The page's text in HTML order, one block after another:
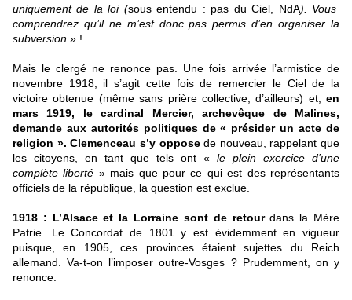
uniquement de la loi (sous entendu : pas du Ciel, NdA). Vous
comprendrez qu’il ne m’est donc pas permis d’en organiser la
subversion » !
Mais le clergé ne renonce pas. Une fois arrivée l’armistice de
novembre 1918, il s’agit cette fois de remercier le Ciel de la
victoire obtenue (même sans prière collective, d’ailleurs) et, en
mars 1919, le cardinal Mercier, archevêque de Malines,
demande aux autorités politiques de « présider un acte de
religion ». Clemenceau s’y opposede nouveau, rappelant que
les citoyens, en tant que tels ont « le plein exercice d’une
complète liberté » mais que pour ce qui est des représentants
officiels de la république, la question est exclue.
1918 : L’Alsace et la Lorraine sont de retourdans la Mère
Patrie. Le Concordat de 1801 y est évidemment en vigueur
puisque, en 1905, ces provinces étaient sujettes du Reich
allemand. Va-t-on l’imposer outre-Vosges ? Prudemment, on y
renonce.